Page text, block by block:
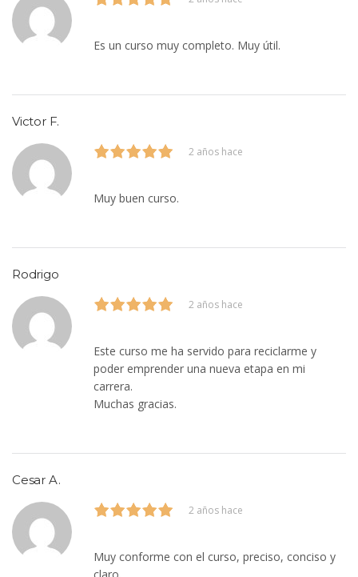
Es un curso muy completo. Muy útil.
Victor F.
2 años hace
Muy buen curso.
Rodrigo
2 años hace
Este curso me ha servido para reciclarme y
poder emprender una nueva etapa en mi
carrera.
Muchas gracias.
Cesar A.
2 años hace
Muy conforme con el curso, preciso, conciso y